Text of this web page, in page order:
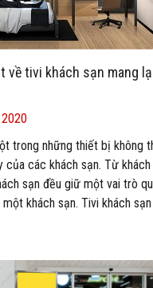
về tivi khách sạn mang
trong những thiết bị không
của các khách sạn. Từ
sạn đều giữ một vai trò
khách sạn. Tivi khách
hợp. Tại bài viết này,
dụng tivi khách sạn- tivi